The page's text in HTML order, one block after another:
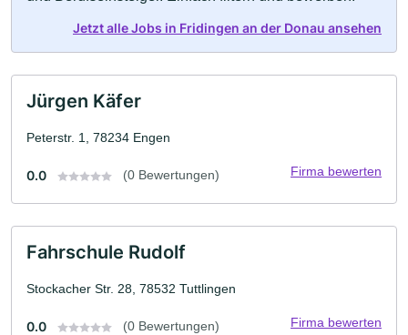
Jetzt alle Jobs in Fridingen an der Donau ansehen
Jürgen Käfer
Peterstr. 1, 78234 Engen
0.0 (0 Bewertungen) Firma bewerten
Fahrschule Rudolf
Stockacher Str. 28, 78532 Tuttlingen
0.0 (0 Bewertungen) Firma bewerten